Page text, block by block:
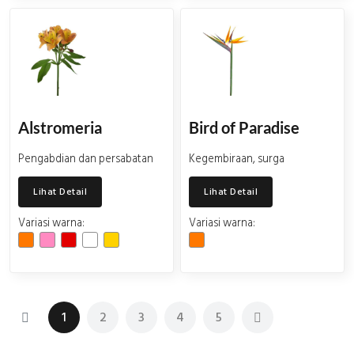
Alstromeria
Pengabdian dan persabatan
Lihat Detail
Variasi warna:
Bird of Paradise
Kegembiraan, surga
Lihat Detail
Variasi warna:
1 2 3 4 5